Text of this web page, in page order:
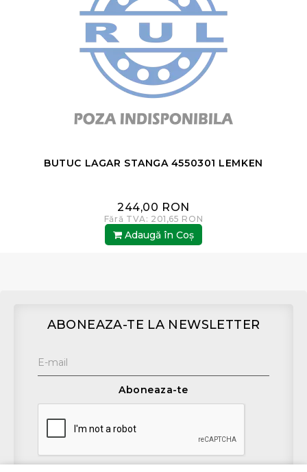
BUTUC LAGAR STANGA 4550301 LEMKEN
244,00 RON
Fără TVA: 201,65 RON
Adaugă în Coş
ABONEAZA-TE LA NEWSLETTER
Aboneaza-te